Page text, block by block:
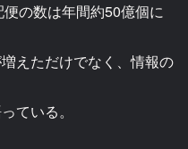
の数は年間約50億個に
えただけでなく、情報の
ている。